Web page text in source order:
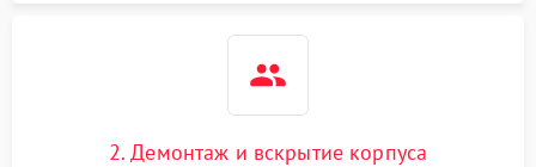
2. Демонтаж и вскрытие корпуса